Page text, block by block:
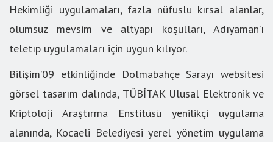
Hekimliği uygulamaları, fazla nüfuslu kırsal alanlar,
olumsuz mevsim ve altyapı koşulları, Adıyaman’ı
teletıp uygulamaları için uygun kılıyor.
Bilişim’09 etkinliğinde Dolmabahçe Sarayı websitesi
görsel tasarım dalında, TÜBİTAK Ulusal Elektronik ve
Kriptoloji Araştırma Enstitüsü yenilikçi uygulama
alanında, Kocaeli Belediyesi yerel yönetim uygulama